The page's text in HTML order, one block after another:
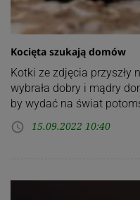
Kocięta szukają domów
Kotki ze zdjęcia przyszły
wybrała dobry i mądry
by wydać na świat
access_time 15.09.2022 10:40